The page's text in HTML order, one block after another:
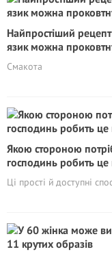
Найпростіший
язик можна
Смакота
Якою стороною
господинь робить
Ці прості й доступні